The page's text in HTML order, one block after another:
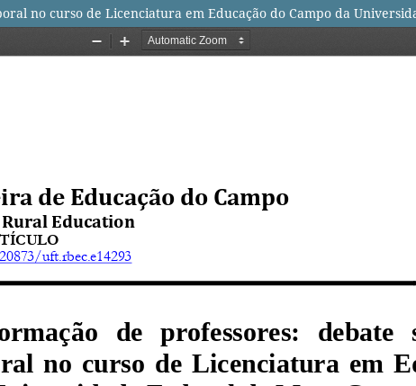
no curso de Licenciatura em Educação do Campo da